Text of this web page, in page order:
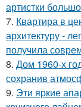
артистки
7. Квартира в
архитектуру -
получила
8. Дом 1960-х
сохранив
9. Эти яркие